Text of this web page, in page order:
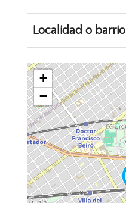
Localidad o barrio
+
−